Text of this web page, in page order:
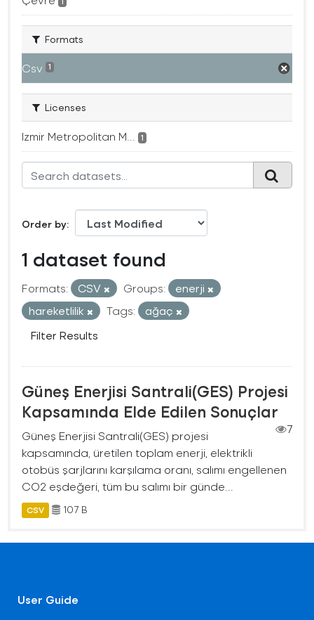
Formats
Csv 1
Licenses
Izmir Metropolitan M... 1
Order by
1 dataset found
Formats: CSV Groups:
enerji
hareketlilik
Tags:
ağaç
Filter Results
Güneş Enerjisi Santrali(GES) Projesi
Kapsamında Elde Edilen Sonuçlar
7
Güneş Enerjisi Santrali(GES) projesi
kapsamında, üretilen toplam enerji, elektrikli
otobüs şarjlarını karşılama oranı, salımı engellenen
CO2 eşdeğeri, tüm bu salımı bir günde...
CSV 107 B
User Guide